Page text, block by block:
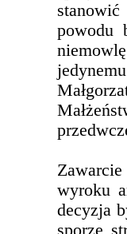
stanowić
powodu
wyroku
decyzja
sporze